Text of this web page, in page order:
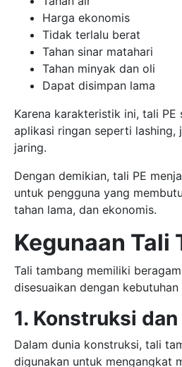
Harga ekonomis
Tidak terlalu berat
Tahan sinar matahari
Tahan minyak dan oli
Dapat disimpan lama
Karena karakteristik ini, tali PE
aplikasi ringan seperti lashing,
jaring.
Dengan demikian, tali PE
untuk pengguna yang
tahan lama, dan ekonomis.
Kegunaan Tali
Tali tambang memiliki
disesuaikan dengan kebutuhan
1. Konstruksi
Dalam dunia konstruksi, tali
digunakan untuk mengangkat